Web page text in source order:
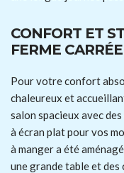
CONFORT ET
FERME
Pour votre confort
chaleureux et
salon spacieux avec
à écran plat pour vos
à manger a été
une grande table et des